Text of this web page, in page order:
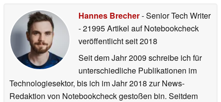
Hannes Brecher- Senior Tech Writer
- 21995 Artikel auf Notebookcheck
veröffentlichtseit 2018
Seit dem Jahr 2009 schreibe ich für
unterschiedliche Publikationen im
Technologiesektor, bis ich im Jahr 2018 zur News-
Redaktion von Notebookcheck gestoßen bin. Seitdem